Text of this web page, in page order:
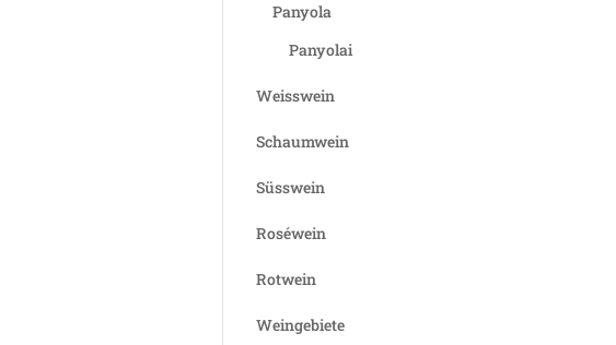
Panyola
Panyolai
Weisswein
Schaumwein
Süsswein
Roséwein
Rotwein
Weingebiete